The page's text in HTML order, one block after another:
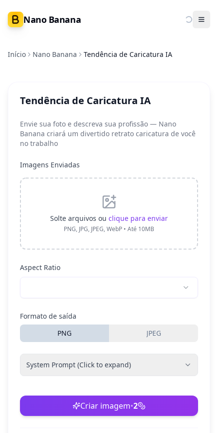
Nano Banana
Início Nano Banana Tendência de Caricatura IA
Tendência de Caricatura IA
Envie sua foto e descreva sua profissão — Nano
Banana criará um divertido retrato caricatura de você
no trabalho
Imagens Enviadas
Solte arquivos ou clique para enviar
PNG, JPG, JPEG, WebP • Até 10MB
Aspect Ratio
Formato de saída
PNG
JPEG
System Prompt (Click to expand)
Criar imagem•2